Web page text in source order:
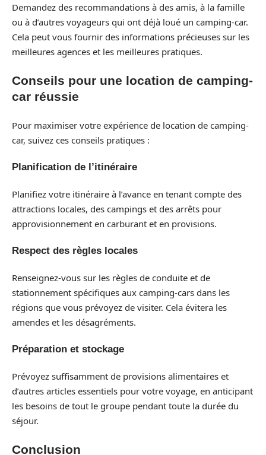
Demandez des recommandations à des amis, à la famille
ou à d’autres voyageurs qui ont déjà loué un camping-car.
Cela peut vous fournir des informations précieuses sur les
meilleures agences et les meilleures pratiques.
Conseils pour une location de camping-
car réussie
Pour maximiser votre expérience de location de camping-
car, suivez ces conseils pratiques :
Planification de l’itinéraire
Planifiez votre itinéraire à l’avance en tenant compte des
attractions locales, des campings et des arrêts pour
approvisionnement en carburant et en provisions.
Respect des règles locales
Renseignez-vous sur les règles de conduite et de
stationnement spécifiques aux camping-cars dans les
régions que vous prévoyez de visiter. Cela évitera les
amendes et les désagréments.
Préparation et stockage
Prévoyez suffisamment de provisions alimentaires et
d’autres articles essentiels pour votre voyage, en anticipant
les besoins de tout le groupe pendant toute la durée du
séjour.
Conclusion